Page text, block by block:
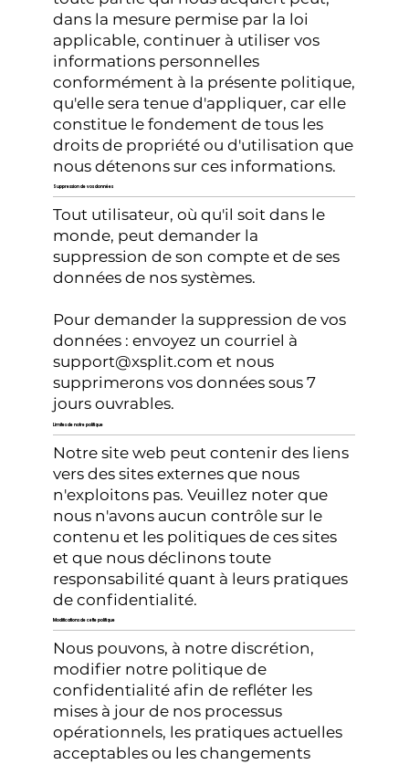
dans la mesure permise par la loi
applicable, continuer à utiliser vos
informations personnelles
conformément à la présente politique,
qu'elle sera tenue d'appliquer, car elle
constitue le fondement de tous les
droits de propriété ou d'utilisation que
nous détenons sur ces informations.
Suppression de vos données
Tout utilisateur, où qu'il soit dans le
monde, peut demander la
suppression de son compte et de ses
données de nos systèmes.
Pour demander la suppression de vos
données : envoyez un courriel à
support@xsplit.com et nous
supprimerons vos données sous 7
jours ouvrables.
Limites de notre politique
Notre site web peut contenir des liens
vers des sites externes que nous
n'exploitons pas. Veuillez noter que
nous n'avons aucun contrôle sur le
contenu et les politiques de ces sites
et que nous déclinons toute
responsabilité quant à leurs pratiques
de confidentialité.
Modifications de cette politique
Nous pouvons, à notre discrétion,
modifier notre politique de
confidentialité afin de refléter les
mises à jour de nos processus
opérationnels, les pratiques actuelles
acceptables ou les changements